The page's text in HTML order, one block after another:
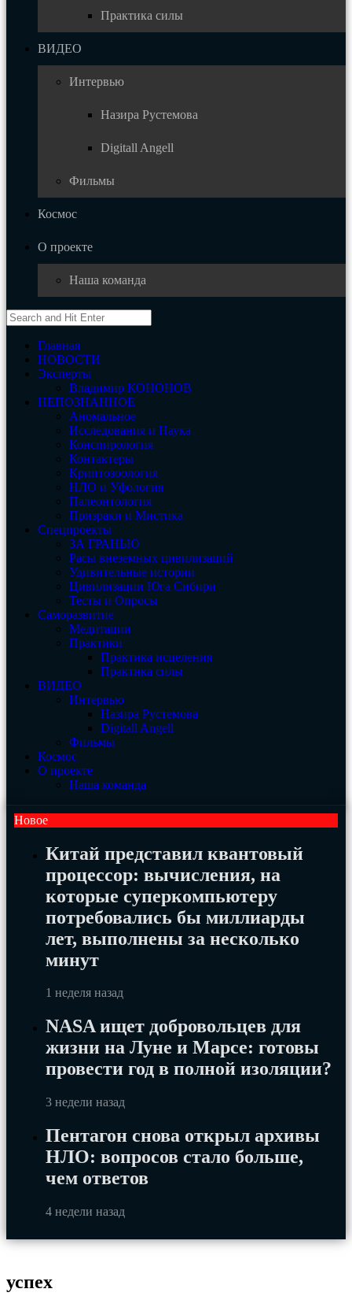
Практика силы
ВИДЕО
Интервью
Назира Рустемова
Digitall Angell
Фильмы
Космос
О проекте
Наша команда
Главная
НОВОСТИ
Эксперты
Владимир КОНОНОВ
НЕПОЗНАННОЕ
Аномальное
Исследования и Наука
Конспирология
Контактеры
Криптозоология
НЛО и Уфология
Палеонтология
Призраки и Мистика
Спецпроекты
ЗА ГРАНЬЮ
Расы внеземных цивилизаций
Удивительные истории
Цивилизации Юга Сибири
Тесты и Опросы
Саморазвитие
Медитации
Практики
Практика исцеления
Практика силы
ВИДЕО
Интервью
Назира Рустемова
Digitall Angell
Фильмы
Космос
О проекте
Наша команда
Новое
Китай представил квантовый
процессор: вычисления, на
которые суперкомпьютеру
потребовались бы миллиарды
лет, выполнены за несколько
минут
1 неделя назад
NASA ищет добровольцев для
жизни на Луне и Марсе: готовы
провести год в полной изоляции?
3 недели назад
Пентагон снова открыл архивы
НЛО: вопросов стало больше,
чем ответов
4 недели назад
успех